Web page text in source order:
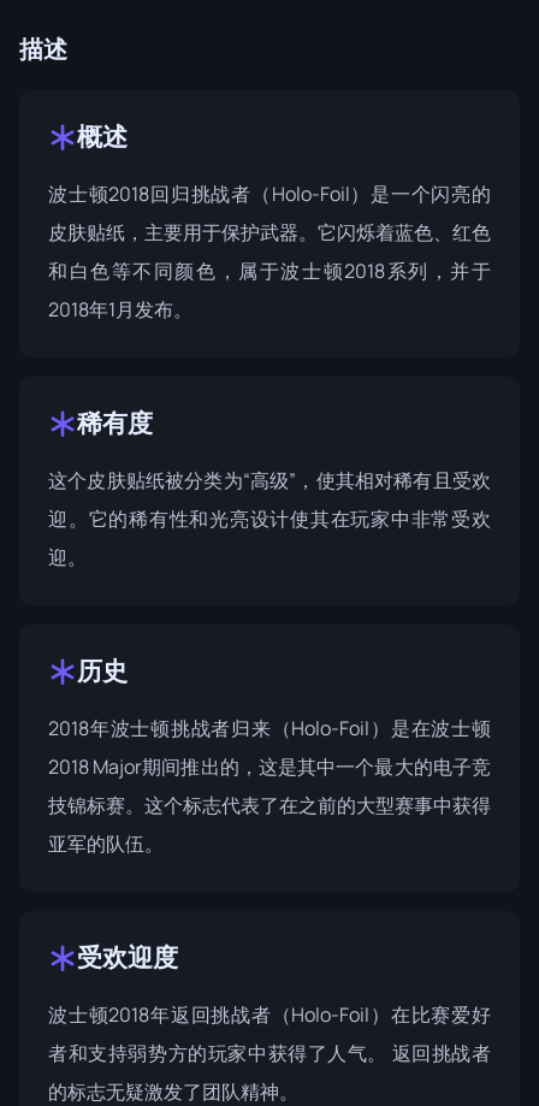
描述
概述
波士顿2018回归挑战者（Holo-Foil）是一个闪亮的
皮肤贴纸，主要用于保护武器。它闪烁着蓝色、红色
和白色等不同颜色，属于波士顿2018系列 ，并于
2018年1月发布。
稀有度
这个皮肤贴纸被分类为“高级”，使其相对稀有且受欢
迎。它的稀有性和光亮设计使其在玩家中非常受欢
迎。
历史
2018年波士顿挑战者归来（Holo-Foil）是在波士顿
2018 Major期间推出的，这是其中一个最大的电子竞
技锦标赛。这个标志代表了在之前的大型赛事中获得
亚军的队伍。
受欢迎度
波士顿2018年返回挑战者（Holo-Foil）在比赛爱好
者和支持弱势方的玩家中获得了人气。 返回挑战者
的标志无疑激发了团队精神。